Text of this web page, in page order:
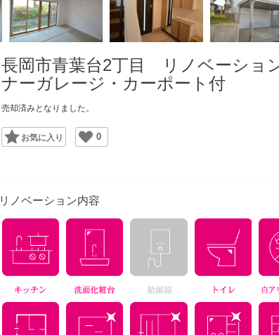
長岡市青葉台2丁目 リノベーシ
ナーガレージ・カーポート付
売却済みとなりました。
Favorite 0
リノベーション内容